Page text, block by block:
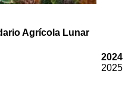
Agrícola Lunar
2024
2025